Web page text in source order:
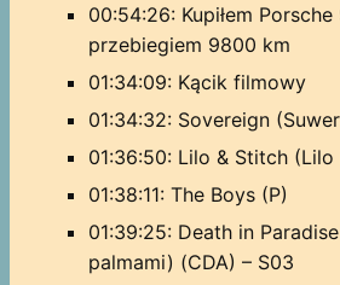
00:54:26: Kupiłem Porsche
przebiegiem 9800 km
01:34:09: Kącik filmowy
01:34:32: Sovereign
01:36:50: Lilo & Stitch
01:38:11: The Boys (P)
01:39:25: Death in
palmami) (CDA) – S03